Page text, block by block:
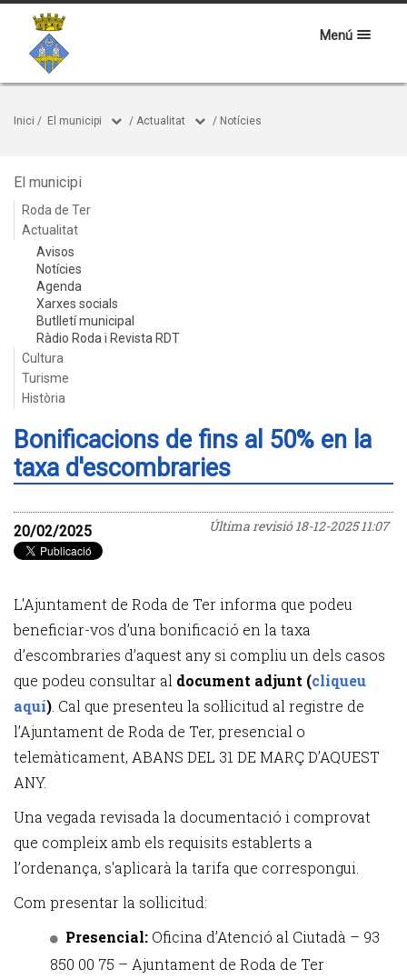
Menú
Inici / El municipi / Actualitat / Notícies
El municipi
Roda de Ter
Actualitat
Avisos
Notícies
Agenda
Xarxes socials
Butlletí municipal
Ràdio Roda i Revista RDT
Cultura
Turisme
Història
Bonificacions de fins al 50% en la
taxa d'escombraries
Última revisió18-12-2025 11:07
20/02/2025
L'Ajuntament de Roda de Ter informa que podeu
beneficiar-vos d’una bonificació en la taxa
d’escombraries d’aquest any si compliu un dels casos
que podeu consultar al document adjunt (cliqueu
aquí) . Cal que presenteu la sol·licitud al registre de
l’Ajuntament de Roda de Ter, presencial o
telemàticament, ABANS DEL 31 DE MARÇ D’AQUEST
ANY.
Una vegada revisada la documentació i comprovat
que compleix amb els requisits establerts a
l’ordenança, s'aplicarà la tarifa que correspongui.
Com presentar la sol·licitud:
Presencial: Oficina d’Atenció al Ciutadà – 93
850 00 75 – Ajuntament de Roda de Ter